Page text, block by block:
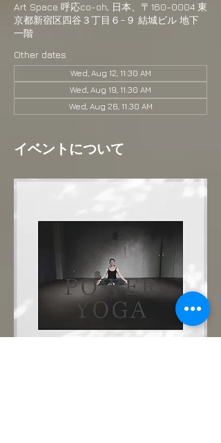
Art Space 呼応co-oh, 日本、〒160-0004 東
京都新宿区四谷３丁目６−９ 結城ビル 地下
一階
Other dates
Wed, Aug 12, 11:30 AM
Wed, Aug 19, 11:30 AM
Wed, Aug 26, 11:30 AM
イベントについて